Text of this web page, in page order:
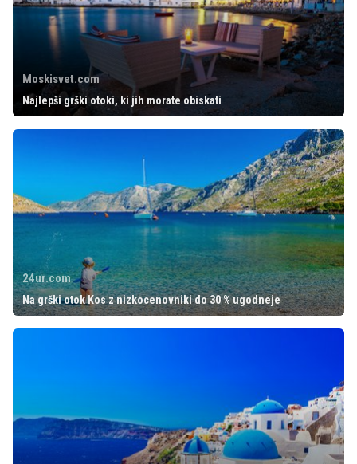
Moskisvet.com
Najlepši grški otoki, ki jih morate obiskati
24ur.com
Na grški otok Kos z nizkocenovniki do 30 % ugodneje